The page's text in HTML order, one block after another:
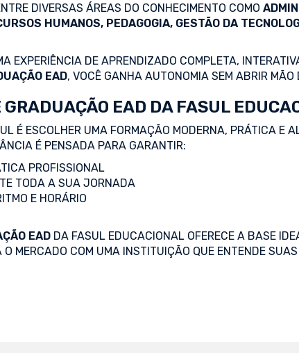
DIVERSAS ÁREAS DO CONHECIMENTO COMO
HUMANOS, PEDAGOGIA, GESTÃO DA
EXPERIÊNCIA DE APRENDIZADO COMPLETA,
EAD, VOCÊ GANHA AUTONOMIA SEM ABRIR
GRADUAÇÃO EAD DA FASUL
É ESCOLHER UMA FORMAÇÃO MODERNA, PRÁTICA E
É PENSADA PARA GARANTIR:
PROFISSIONAL
TODA A SUA JORNADA
E HORÁRIO
EAD DA FASUL EDUCACIONAL OFERECE A BASE
MERCADO COM UMA INSTITUIÇÃO QUE ENTENDE